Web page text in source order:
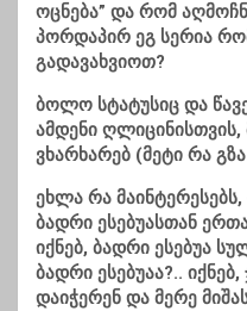
ოცნება” და რომ
პორდაპირ ეგ სერია
გადავახვიოთ?
ბოლო სტატუსიც და
ამდენი
ვხარხარებ (მეტი რა
ეხლა რა
ბადრი ესებუასთან
იქნებ, ბადრი ესებუა
ბადრი ესებუაა?..
დაიჭერენ და მერე